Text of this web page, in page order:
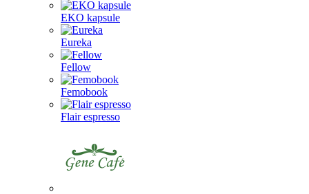
EKO kapsule
Eureka
Fellow
Femobook
Flair espresso